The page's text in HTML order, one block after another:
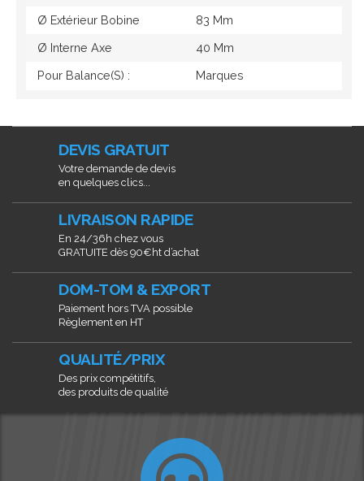
Ø Extérieur Bobine 83 Mm
Ø Interne Axe 40 Mm
Pour Balance(s) : Marques
DEVIS GRATUIT
Votre demande de devis
en quelques clics...
LIVRAISON RAPIDE
En 24/36h chez vous
GRATUITE dès 90€ht d’achat
DOM-TOM & EXPORT
Paiement hors TVA possible
Règlement en HT
QUALITÉ/PRIX
Des prix compétitifs,
des produits de qualité